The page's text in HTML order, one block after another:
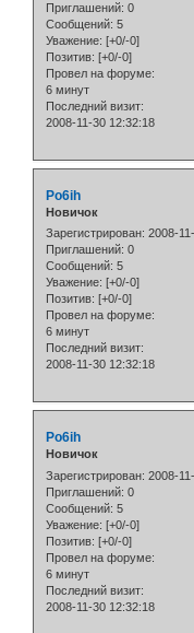
Приглашений: 0
Сообщений: 5
Уважение: [+0/-0]
Позитив: [+0/-0]
Провел на форуме:
6 минут
Последний визит:
2008-11-30 12:32:18
Po6ih
Новичок
Зарегистрирован: 2008-
Приглашений: 0
Сообщений: 5
Уважение: [+0/-0]
Позитив: [+0/-0]
Провел на форуме:
6 минут
Последний визит:
2008-11-30 12:32:18
Po6ih
Новичок
Зарегистрирован: 2008-
Приглашений: 0
Сообщений: 5
Уважение: [+0/-0]
Позитив: [+0/-0]
Провел на форуме:
6 минут
Последний визит:
2008-11-30 12:32:18